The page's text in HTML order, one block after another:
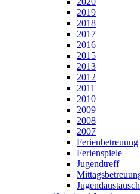
2019
2018
2017
2016
2015
2013
2012
2011
2010
2009
2008
2007
Ferienbetreuung
Ferienspiele
Jugendtreff
Jugendaustausch